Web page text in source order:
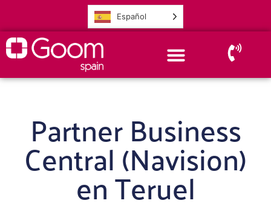
Español
Partner Business
Central (Navision)
en Teruel